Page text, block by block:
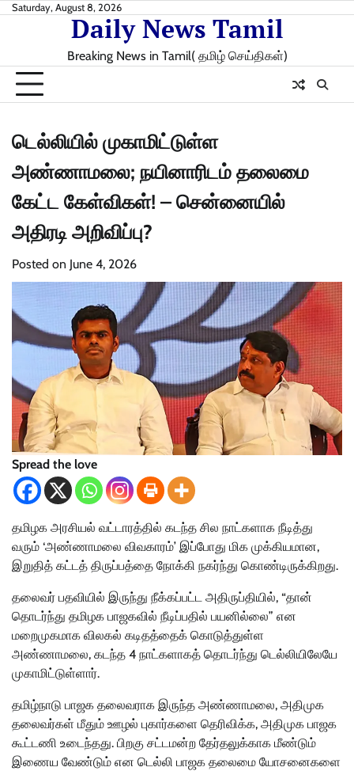
SkipSaturday, August 8, 2026
Daily News Tamil
Breaking News in Tamil( தமிழ் செய்திகள்)
டெல்லியில் முகாமிட்டுள்ள
அண்ணாமலை; நயினாரிடம் தலைமை
கேட்ட கேள்விகள்! – சென்னையில்
அதிரடி அறிவிப்பு?
Posted on June 4, 2026
Spread the love
தமிழக அரசியல் வட்டாரத்தில் கடந்த சில நாட்களாக நீடித்து
வரும் ‘அண்ணாமலை விவகாரம்’ இப்போது மிக முக்கியமான,
இறுதித் கட்டத் திருப்பத்தை நோக்கி நகர்ந்து கொண்டிருக்கிறது.
தலைவர் பதவியில் இருந்து நீக்கப்பட்ட அதிருப்தியில், “தான்
தொடர்ந்து தமிழக பாஜகவில் நீடிப்பதில் பயனில்லை” என
மறைமுகமாக விலகல் கடிதத்தைக் கொடுத்துள்ள
அண்ணாமலை, கடந்த 4 நாட்களாகத் தொடர்ந்து டெல்லியிலேயே
முகாமிட்டுள்ளார்.
தமிழ்நாடு பாஜக தலைவராக இருந்த அண்ணாமலை, அதிமுக
தலைவர்கள் மீதும் ஊழல் புகார்களை தெரிவிக்க, அதிமுக பாஜக
கூட்டணி உடைந்தது. பிறகு சட்டமன்ற தேர்தலுக்காக மீண்டும்
இணைய வேண்டும் என டெல்லி பாஜக தலைமை யோசனைகளை